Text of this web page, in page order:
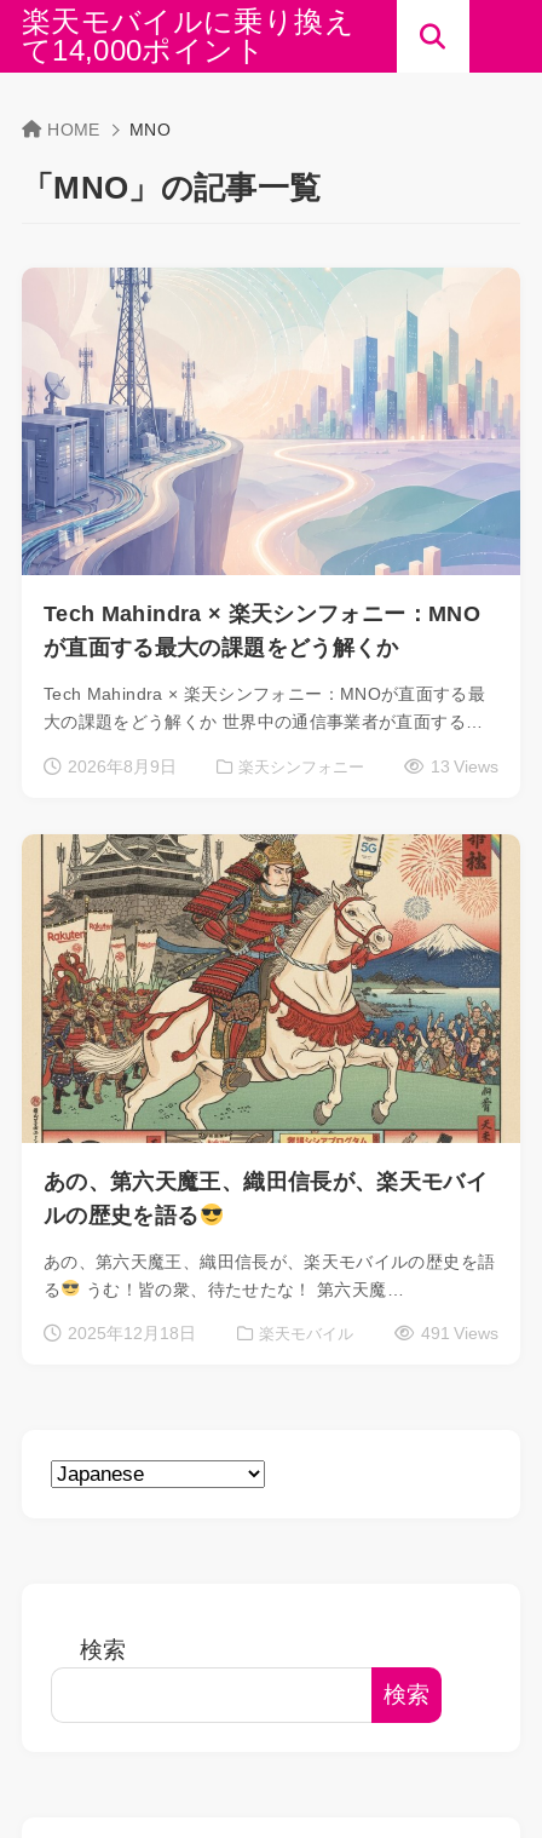
楽天モバイルに乗り換え
て14,000ポイント
HOME MNO
「MNO」の記事一覧
Tech Mahindra × 楽天シンフォニー：MNO
が直面する最大の課題をどう解くか
Tech Mahindra × 楽天シンフォニー：MNOが直面する最
大の課題をどう解くか 世界中の通信事業者が直面する…
2026年8月9日 楽天シンフォニー 13 Views
あの、第六天魔王、織田信長が、楽天モバイ
ルの歴史を語る
あの、第六天魔王、織田信長が、楽天モバイルの歴史を語
る
うむ！皆の衆、待たせたな！ 第六天魔…
2025年12月18日 楽天モバイル 491 Views
検索
検索